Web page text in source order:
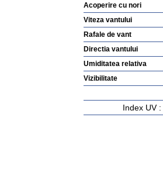
Acoperire cu nori
Viteza vantului
Rafale de vant
Directia vantului
Umiditatea relativa
Vizibilitate
Index UV :